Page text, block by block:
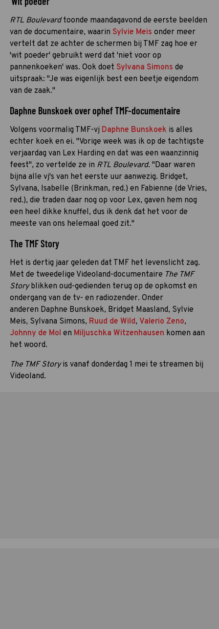
RTL Boulevardtoonde maandagavond de eerste beelden
van de documentaire, waarin Sylvie Meis onder meer
vertelt dat ze achter de schermen bij TMF zag hoe er
'wit poeder' gebruikt werd dat 'niet voor op
pannenkoeken' was. Ook doet Sylvana Simons de
uitspraak: "Je was eigenlijk best een beetje eigendom
van de zaak."
Daphne Bunskoek over ophef TMF-documentaire
Volgens voormalig TMF-vj Daphne Bunskoek is alles
echter koek en ei. "Vorige week was ik op de tachtigste
verjaardag van Lex Harding en dat was een waanzinnig
feest", zo vertelde ze in RTL Boulevard. "Daar waren
bijna alle vj's van het eerste uur aanwezig. Bridget,
Sylvana, Isabelle (Brinkman, red.) en Fabienne (de Vries,
red.), die traden daar nog op voor Lex, gaven hem nog
een heel dikke knuffel, dus ik denk dat het voor de
meeste van ons helemaal goed zit."
The TMF Story
Het is dertig jaar geleden dat TMF het levenslicht zag.
Met de tweedelige Videoland-documentaire The TMF
Storyblikken oud-gedienden terug op de opkomst en
ondergang van de tv- en radiozender. Onder
anderen Daphne Bunskoek, Bridget Maasland, Sylvie
Meis, Sylvana Simons, Ruud de Wild, Valerio Zeno,
Johnny de Mol en Miljuschka Witzenhausen komen aan
het woord.
The TMF Storyis vanaf donderdag 1 mei te streamen bij
Videoland.